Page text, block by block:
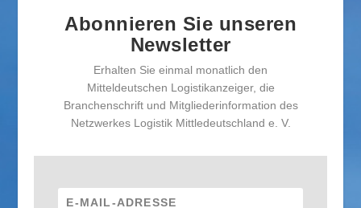
Abonnieren Sie unseren
Newsletter
Erhalten Sie einmal monatlich den
Mitteldeutschen Logistikanzeiger, die
Branchenschrift und Mitgliederinformation des
Netzwerkes Logistik Mittledeutschland e. V.